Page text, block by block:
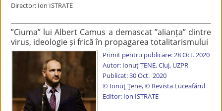
Director: Ion ISTRATE
”Ciuma” lui Albert Camus a demascat ”alianța” dintre
virus, ideologie și frică în propagarea totalitarismului
Primit pentru publicare: 28 Oct. 2020
Autor: Ionuț ȚENE, Cluj, UZPR
Publicat: 30 Oct. 2020
© Ionuț Țene, © Revista Luceafărul
Editor: Ion ISTRATE